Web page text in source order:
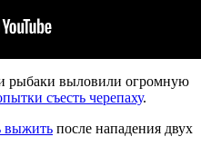
рыбаки выловили огромную
съесть черепаху.
выжить после нападения двух